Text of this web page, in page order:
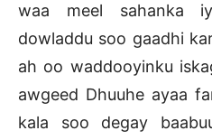
waa meel sahanka
dowladdu soo gaadhi
ah oo waddooyinku
awgeed Dhuuhe ayaa
kala soo degay